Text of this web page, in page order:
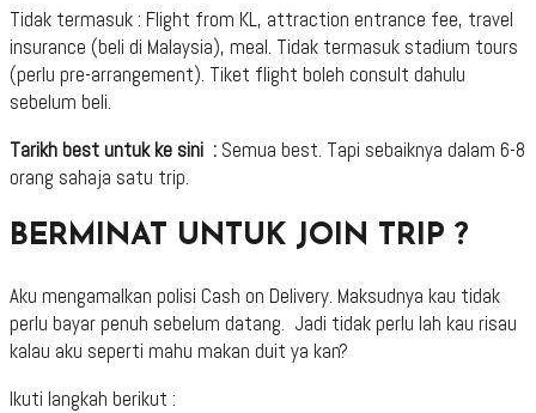
Tidak termasuk : Flight from KL, attraction entrance fee, travel
insurance (beli di Malaysia), meal. Tidak termasuk stadium tours
(perlu pre-arrangement). Tiket flight boleh consult dahulu
sebelum beli.
Tarikh best untuk ke sini : Semua best. Tapi sebaiknya dalam 6-8
orang sahaja satu trip.
BERMINAT UNTUK JOIN TRIP ?
Aku mengamalkan polisi Cash on Delivery. Maksudnya kau tidak
perlu bayar penuh sebelum datang. Jadi tidak perlu lah kau risau
kalau aku seperti mahu makan duit ya kan?
Ikuti langkah berikut :